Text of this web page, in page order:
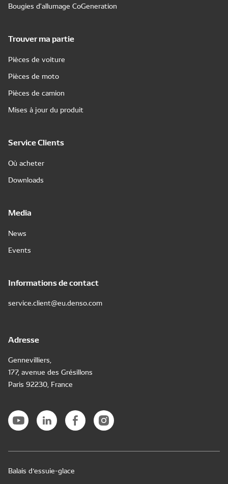
Bougies d'allumage CoGeneration
Trouver ma partie
Pièces de voiture
Pièces de moto
Pièces de camion
Mises à jour du produit
Service Clients
Où acheter
Downloads
Media
News
Events
Informations de contact
service.client@eu.denso.com
Adresse
Gennevilliers,
177, avenue des Grésillons
Paris 92230, France
Balais d’essuie-glace